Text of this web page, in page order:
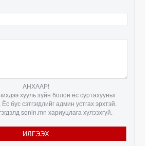
АНХААР!
хууль зүйн болон ёс суртахууныг
бус сэтгэгдлийг админ устгах эрхтэй.
sonin.mn хариуцлага хүлээхгүй.
ИЛГЭЭХ